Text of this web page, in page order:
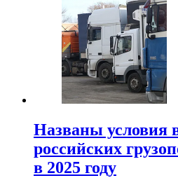
Названы условия
российских
в 2025 году